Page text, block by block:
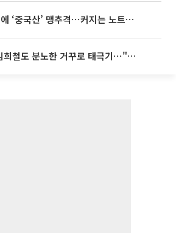
맥북 품은 삼성에 ‘중국산’ 맹추격⋯커지는 노트북 OLED 시장
서경덕 교수, 김희철도 분노한 거꾸로 태극기⋯"엉터리는 아냐, 아쉬울 뿐"